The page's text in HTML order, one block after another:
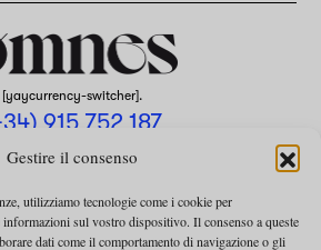
Gestire il consenso
utilizziamo tecnologie come i cookie per
informazioni sul vostro dispositivo. Il consenso a queste
dati come il comportamento di navigazione o gli
[yaycurrency-switcher].
915 752 187